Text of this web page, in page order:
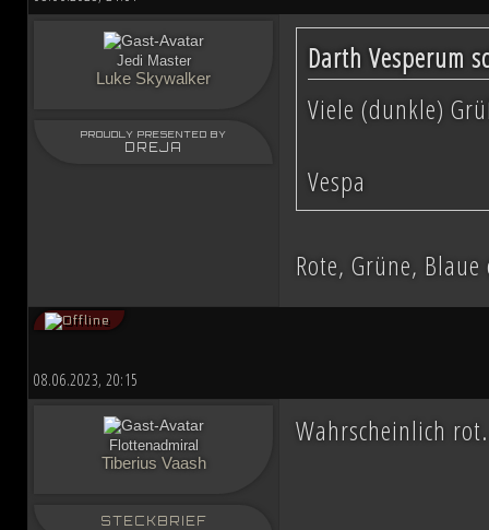
Jedi Master
Luke Skywalker
PROUDLY PRESENTED BY
DREJA
Darth Vesperum
Viele (dunkle)
Vespa
Rote, Grüne,
08.06.2023, 20:15
Flottenadmiral
Tiberius Vaash
STECKBRIEF
Wahrscheinlich